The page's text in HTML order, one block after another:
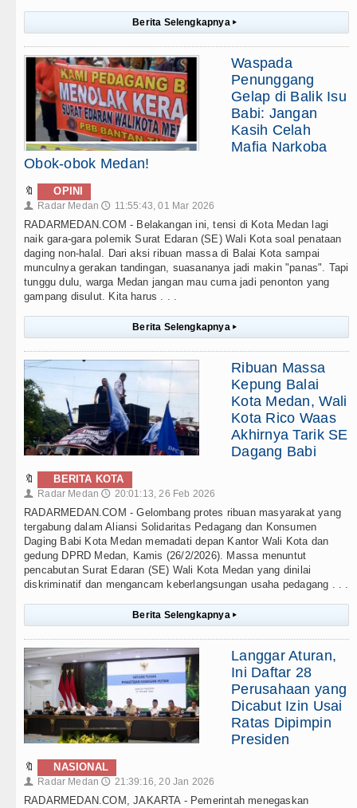
Berita Selengkapnya ▸
Waspada
Penunggang
Gelap di Balik Isu
Babi: Jangan
Kasih Celah
Mafia Narkoba
Obok-obok Medan!
🔖 OPINI
👤 Radar Medan 🕔 11:55:43, 01 Mar 2026
RADARMEDAN.COM - Belakangan ini, tensi di Kota Medan lagi
naik gara-gara polemik Surat Edaran (SE) Wali Kota soal penataan
daging non-halal. Dari aksi ribuan massa di Balai Kota sampai
munculnya gerakan tandingan, suasananya jadi makin "panas". Tapi
tunggu dulu, warga Medan jangan mau cuma jadi penonton yang
gampang disulut. Kita harus . . .
Berita Selengkapnya ▸
Ribuan Massa
Kepung Balai
Kota Medan, Wali
Kota Rico Waas
Akhirnya Tarik SE
Dagang Babi
🔖 BERITA KOTA
👤 Radar Medan 🕔 20:01:13, 26 Feb 2026
RADARMEDAN.COM - Gelombang protes ribuan masyarakat yang
tergabung dalam Aliansi Solidaritas Pedagang dan Konsumen
Daging Babi Kota Medan memadati depan Kantor Wali Kota dan
gedung DPRD Medan, Kamis (26/2/2026). Massa menuntut
pencabutan Surat Edaran (SE) Wali Kota Medan yang dinilai
diskriminatif dan mengancam keberlangsungan usaha pedagang . . .
Berita Selengkapnya ▸
Langgar Aturan,
Ini Daftar 28
Perusahaan yang
Dicabut Izin Usai
Ratas Dipimpin
Presiden
🔖 NASIONAL
👤 Radar Medan 🕔 21:39:16, 20 Jan 2026
RADARMEDAN.COM, JAKARTA - Pemerintah menegaskan